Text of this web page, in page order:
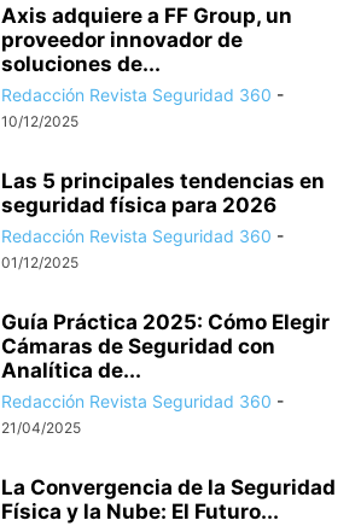
Axis adquiere a FF Group, un
proveedor innovador de
soluciones de...
Redacción Revista Seguridad 360 -
10/12/2025
Las 5 principales tendencias en
seguridad física para 2026
Redacción Revista Seguridad 360 -
01/12/2025
Guía Práctica 2025: Cómo Elegir
Cámaras de Seguridad con
Analítica de...
Redacción Revista Seguridad 360 -
21/04/2025
La Convergencia de la Seguridad
Física y la Nube: El Futuro...